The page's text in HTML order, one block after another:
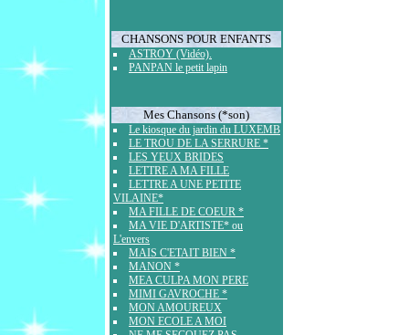
CHANSONS POUR ENFANTS
ASTROY (Vidéo).
PANPAN le petit lapin
Mes Chansons (*son)
Le kiosque du jardin du LUXEMB
LE TROU DE LA SERRURE *
LES YEUX BRIDES
LETTRE A MA FILLE
LETTRE A UNE PETITE
VILAINE*
MA FILLE DE COEUR *
MA VIE D'ARTISTE* ou
L'envers
MAIS C'ETAIT BIEN *
MANON *
MEA CULPA MON PERE
MIMI GAVROCHE *
MON AMOUREUX
MON ECOLE A MOI